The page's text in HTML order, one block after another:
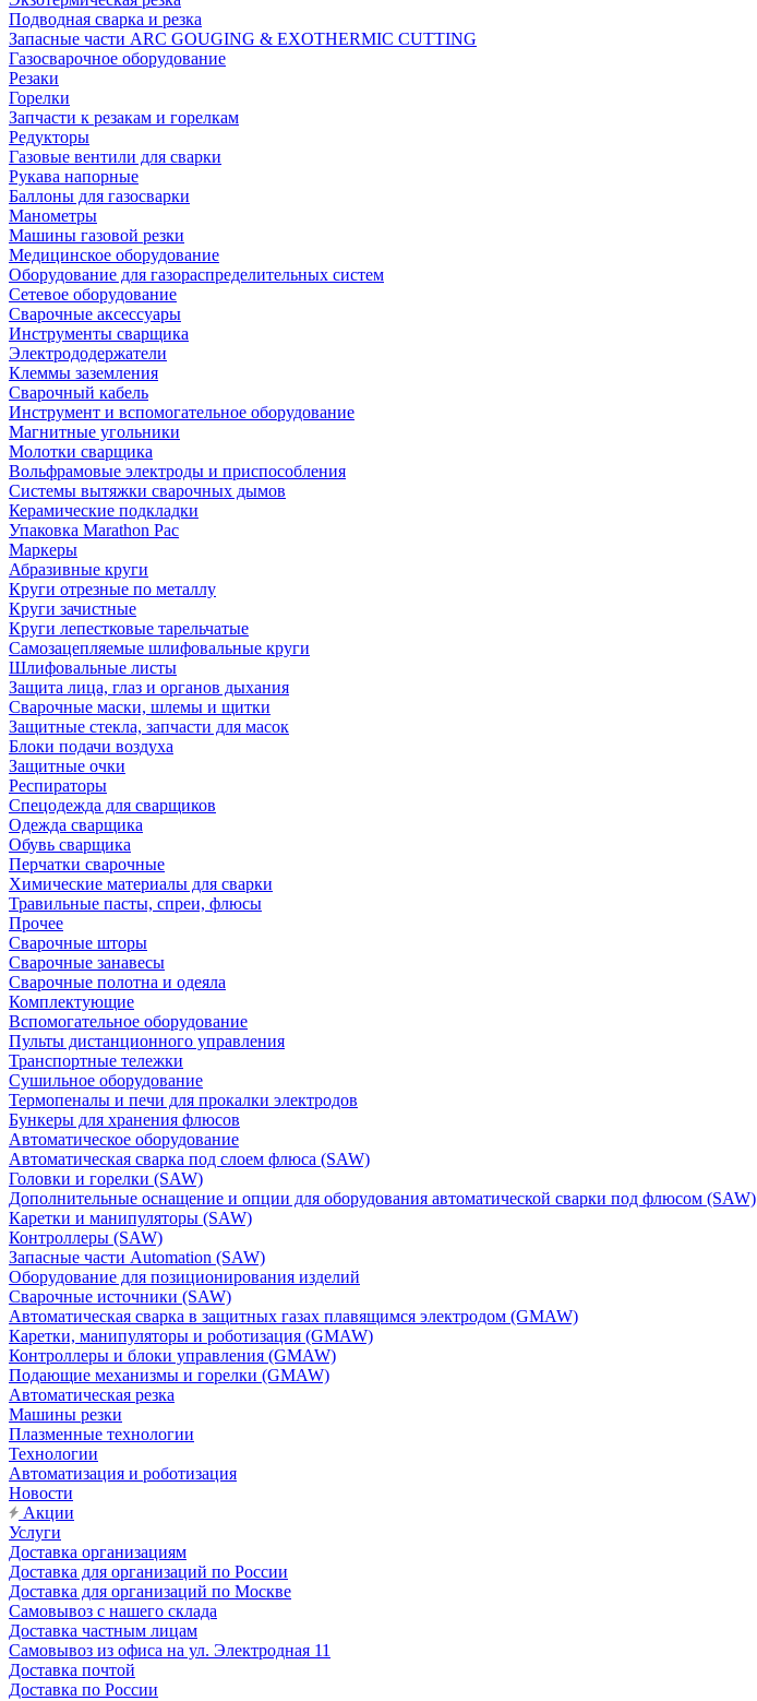
Подводная сварка и резка
Запасные части ARC GOUGING & EXOTHERMIC CUTTING
Газосварочное оборудование
Резаки
Горелки
Запчасти к резакам и горелкам
Редукторы
Газовые вентили для сварки
Рукава напорные
Баллоны для газосварки
Манометры
Машины газовой резки
Медицинское оборудование
Оборудование для газораспределительных систем
Сетевое оборудование
Сварочные аксессуары
Инструменты сварщика
Электрододержатели
Клеммы заземления
Сварочный кабель
Инструмент и вспомогательное оборудование
Магнитные угольники
Молотки сварщика
Вольфрамовые электроды и приспособления
Системы вытяжки сварочных дымов
Керамические подкладки
Упаковка Marathon Pac
Маркеры
Абразивные круги
Круги отрезные по металлу
Круги зачистные
Круги лепестковые тарельчатые
Самозацепляемые шлифовальные круги
Шлифовальные листы
Защита лица, глаз и органов дыхания
Сварочные маски, шлемы и щитки
Защитные стекла, запчасти для масок
Блоки подачи воздуха
Защитные очки
Респираторы
Спецодежда для сварщиков
Одежда сварщика
Обувь сварщика
Перчатки сварочные
Химические материалы для сварки
Травильные пасты, спреи, флюсы
Прочее
Сварочные шторы
Сварочные занавесы
Сварочные полотна и одеяла
Комплектующие
Вспомогательное оборудование
Пульты дистанционного управления
Транспортные тележки
Сушильное оборудование
Термопеналы и печи для прокалки электродов
Бункеры для хранения флюсов
Автоматическое оборудование
Автоматическая сварка под слоем флюса (SAW)
Головки и горелки (SAW)
Дополнительные оснащение и опции для оборудования автоматической сварки под флюсом (SAW)
Каретки и манипуляторы (SAW)
Контроллеры (SAW)
Запасные части Automation (SAW)
Оборудование для позиционирования изделий
Сварочные источники (SAW)
Автоматическая сварка в защитных газах плавящимся электродом (GMAW)
Каретки, манипуляторы и роботизация (GMAW)
Контроллеры и блоки управления (GMAW)
Подающие механизмы и горелки (GMAW)
Автоматическая резка
Машины резки
Плазменные технологии
Технологии
Автоматизация и роботизация
Новости
Акции
Услуги
Доставка организациям
Доставка для организаций по России
Доставка для организаций по Москве
Самовывоз с нашего склада
Доставка частным лицам
Самовывоз из офиса на ул. Электродная 11
Доставка почтой
Доставка по России